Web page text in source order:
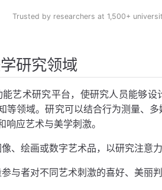
Trusted by researchers at 1,500+
研究领域
艺术研究平台，使研究人员能够
等领域。研究可以结合行为测量、
应艺术与美学刺激。
、绘画或数字艺术品，以研究注意
与者对不同艺术刺激的喜好、美丽